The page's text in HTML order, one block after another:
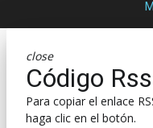
close
Código Rss
Para copiar el enlace
haga clic en el botón.